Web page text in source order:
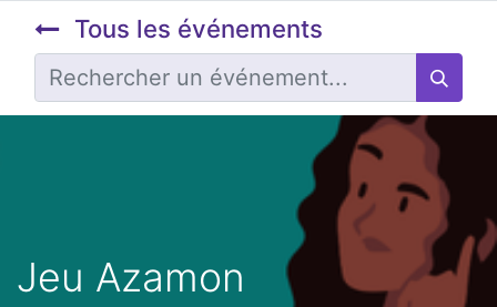
Tous les événements
Jeu Azamon